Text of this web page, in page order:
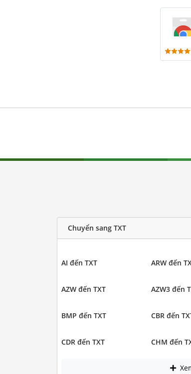
Chuyển sang TXT
AI đến TXT ARW đến
AZW đến TXT AZW3 đến
BMP đến TXT CBR đến
CDR đến TXT CHM đến